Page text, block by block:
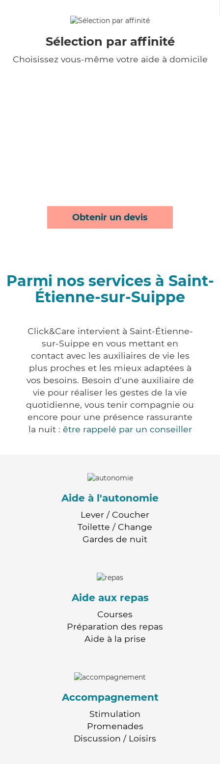
Sélection par affinité
Choisissez vous-même votre aide à domicile
Obtenir un devis
Parmi nos services à Saint-
Étienne-sur-Suippe
Click&Care intervient à Saint-Étienne-
sur-Suippe en vous mettant en
contact avec les auxiliaires de vie les
plus proches et les mieux adaptées à
vos besoins. Besoin d'une auxiliaire de
vie pour réaliser les gestes de la vie
quotidienne, vous tenir compagnie ou
encore pour une présence rassurante
la nuit : être rappelé par un conseiller
Aide à l'autonomie
Lever / Coucher
Toilette / Change
Gardes de nuit
Aide aux repas
Courses
Préparation des repas
Aide à la prise
Accompagnement
Stimulation
Promenades
Discussion / Loisirs